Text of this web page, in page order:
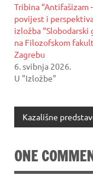
Tribina “Antifašizam
povijest i
izložba “Slobodarski
na Filozofskom
Zagrebu
6. svibnja 2026.
U "Izložbe"
Kazališne
ONE